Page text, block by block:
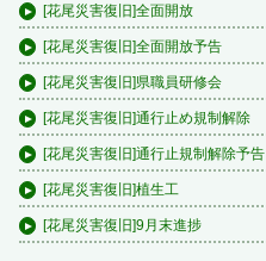
[花尾災害復旧]全面開放
[花尾災害復旧]全面開放予告
[花尾災害復旧]県職員研修会
[花尾災害復旧]通行止め規制解除
[花尾災害復旧]通行止規制解除予告
[花尾災害復旧]植生工
[花尾災害復旧]9月末進捗